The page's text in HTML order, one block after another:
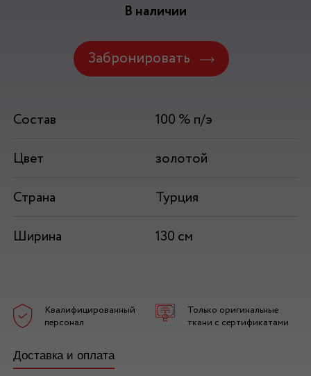
В наличии
Забронировать
Состав
100 % п/э
Цвет
золотой
Страна
Турция
Ширина
130 см
Квалифицированный
персонал
Только оригинальные
ткани с сертификатами
Доставка и оплата